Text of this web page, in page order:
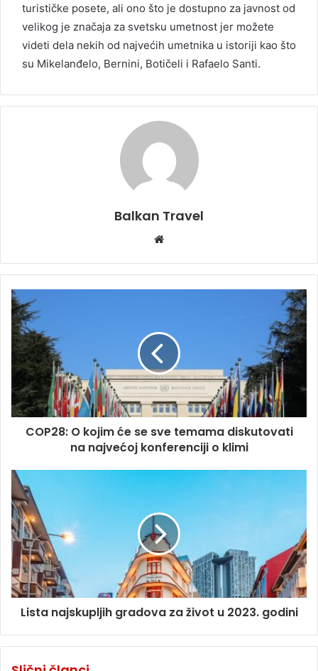
turističke posete, ali ono što je dostupno za javnost od
velikog je značaja za svetsku umetnost jer možete
videti dela nekih od najvećih umetnika u istoriji kao što
su Mikelanđelo, Bernini, Botičeli i Rafaelo Santi.
Balkan Travel
b
s
COP28: O kojim će se sve temama diskutovati
na najvećoj konferenciji o klimi
Lista najskupljih gradova za život u 2023. godini